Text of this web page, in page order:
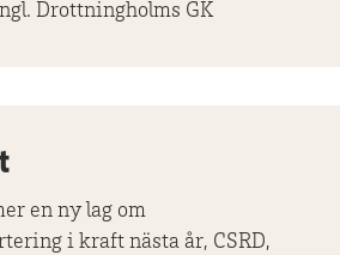
Drottningholms GK
en ny lag om
i kraft nästa år, CSRD,